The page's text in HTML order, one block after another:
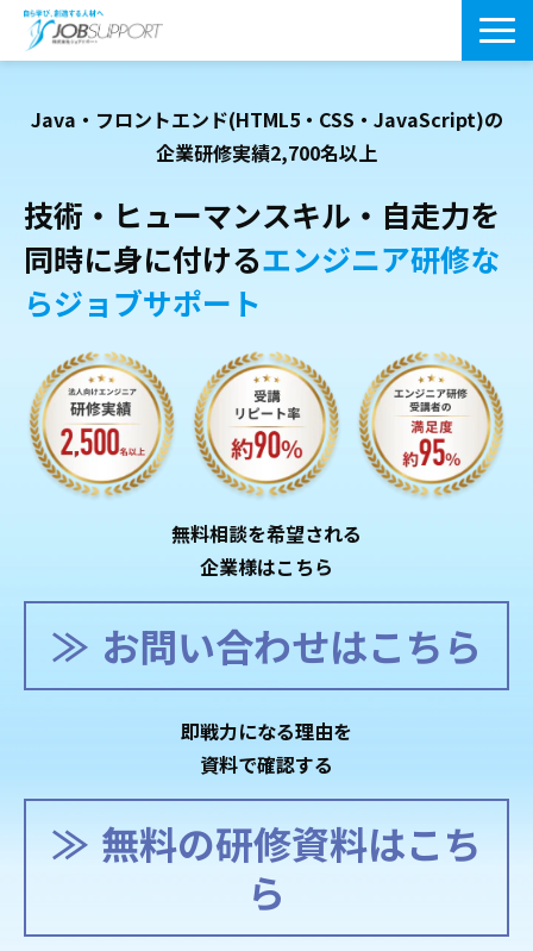
よくあるご質問
お役立ちブログ
会社案内・アクセス
Java・フロントエンド(HTML5・CSS・JavaScript)の
企業研修実績2,700名以上
技術・ヒューマンスキル・自走力を
同時に身に付けるエンジニア研修な
らジョブサポート
無料相談を希望される
企業様はこちら
お問い合わせはこちら
即戦力になる理由を
資料で確認する
無料の研修資料はこち
ら